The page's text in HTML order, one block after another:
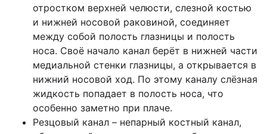
отростком верхней челюсти, слезной костью
и нижней носовой раковиной, соединяет
между собой полость глазницы и полость
носа. Своё начало канал берёт в нижней части
медиальной стенки глазницы, а открывается в
нижний носовой ход. По этому каналу слёзная
жидкость попадает в полость носа, что
особенно заметно при плаче.
Резцовый канал – непарный костный канал,